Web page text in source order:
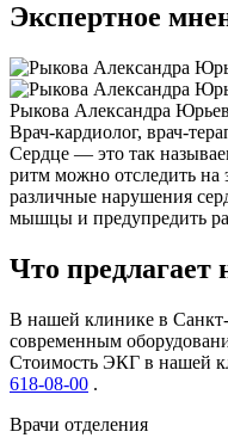
Экспертное
Рыкова Александра
Врач-кардиолог, врач-
Сердце — это так
ритм можно отследить на
различные нарушения
мышцы и предупредить
Что
В нашей клинике в Санкт-
современным
Стоимость ЭКГ в нашей
618-08-00 .
Врачи отделения